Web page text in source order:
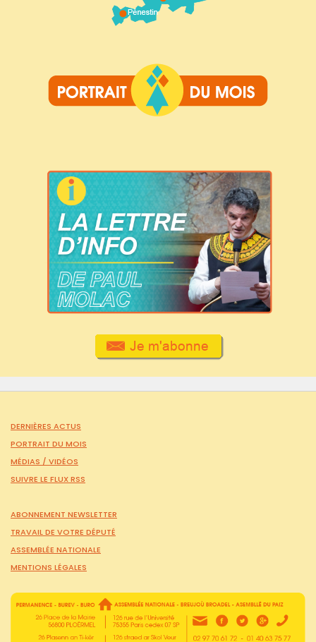
DERNIÈRES ACTUS
PORTRAIT DU MOIS
MÉDIAS / VIDÉOS
SUIVRE LE FLUX RSS
ABONNEMENT NEWSLETTER
TRAVAIL DE VOTRE DÉPUTÉ
ASSEMBLÉE NATIONALE
MENTIONS LÉGALES